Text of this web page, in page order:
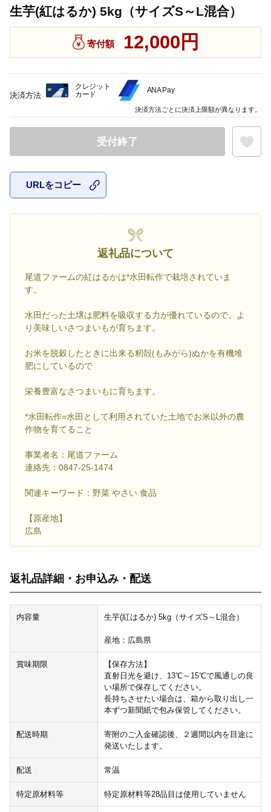
生芋(紅はるか) 5kg（サイズS～L混合）
寄付額 12,000円
受付終了
URLをコピー
返礼品について
尾道ファームの紅はるかは*水田転作で栽培されていま
す。
水田だった土壌は肥料を吸収する力が優れているので、よ
り美味しいさつまいもが育ちます。
お米を脱穀したときに出来る籾殻(もみがら)ぬかを有機堆
肥にしているので
栄養豊富なさつまいもに育ちます。
*水田転作=水田として利用されていた土地でお米以外の農
作物を育てること
事業者名：尾道ファーム
連絡先：0847-25-1474
関連キーワード：野菜 やさい 食品
【原産地】
広島
返礼品詳細・お申込み・配送
内容量 生芋(紅はるか) 5kg（サイズS～L混合）
産地：広島県
賞味期限
【保存方法】
直射日光を避け、13℃～15℃で風通しの良
い場所で保存してください。
長持ちさせたい場合は、箱から取り出し一
本ずつ新聞紙で包み保管してください。
配送時期
寄附のご入金確認後、２週間以内を目途に
発送いたします。
配送 常温
特定原材料等 特定原材料等28品目は使用していません
決済方法
クレジット
カード
ANA Pay
決済方法ごとに決済上限額が異なります。